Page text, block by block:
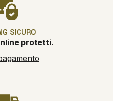
SICURO
protetti.